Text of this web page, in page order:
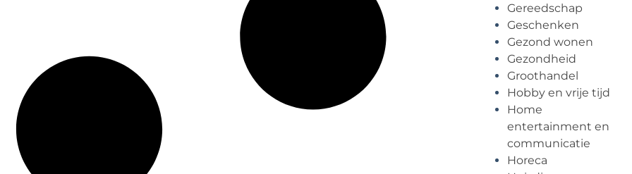
Gereedschap
Geschenken
Gezond wonen
Gezondheid
Groothandel
Hobby en vrije tijd
Home
entertainment en
communicatie
Horeca